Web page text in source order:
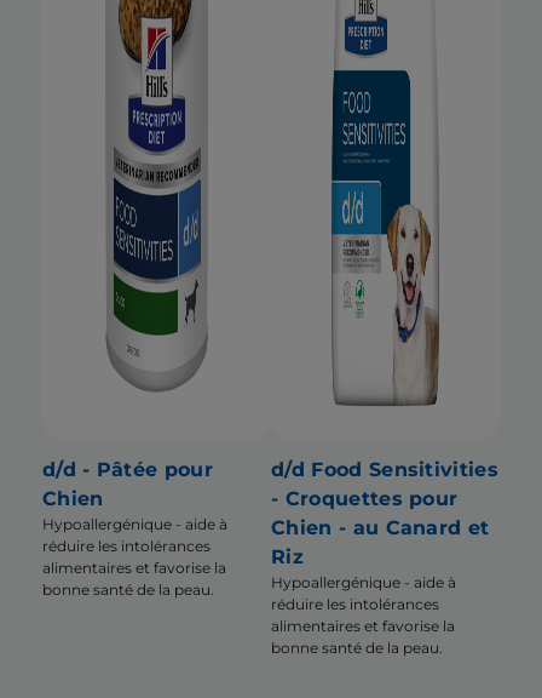
d/d - Pâtée pour
Chien
Hypoallergénique - aide à
réduire les intolérances
alimentaires et favorise la
bonne santé de la peau.
d/d Food Sensitivities
- Croquettes pour
Chien - au Canard et
Riz
Hypoallergénique - aide à
réduire les intolérances
alimentaires et favorise la
bonne santé de la peau.